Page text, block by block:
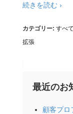
続きを読む ›
カテゴリー: すべ
拡張
最近のお
顧客プロ